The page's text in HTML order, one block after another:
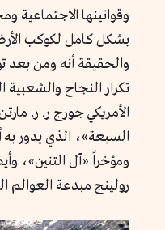
وقوانينها الاجتماعية
بشكل كامل لكوكب
والحقيقة أنه ومن
تكرار النجاح والشعبية
الأمريكي جورج ر. ر.
السبعة»، الذي يدور
ومؤخراً «آل التنين»،
رولينج مبدعة العوالم